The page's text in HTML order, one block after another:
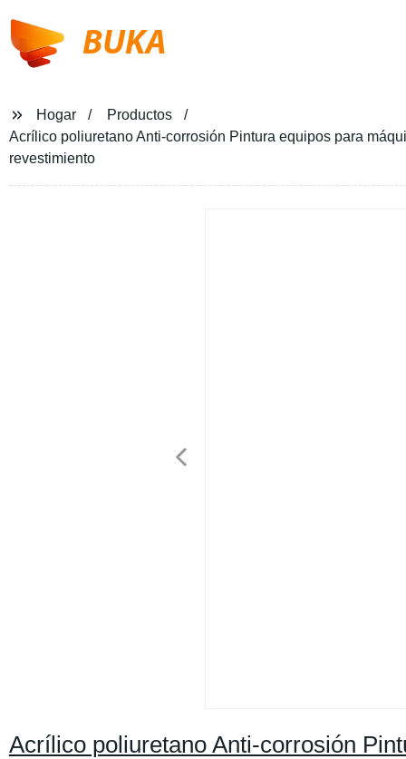
BUKA
Hogar
Productos
Acrílico poliuretano Anti-corrosión Pintura equipos para
revestimiento
Acrílico poliuretano Anti-corrosión